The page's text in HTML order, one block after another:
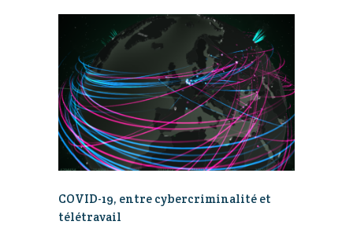
COVID-19, entre cybercriminalité et
télétravail